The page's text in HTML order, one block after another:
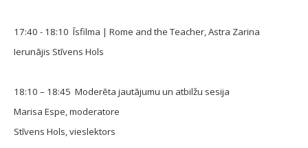
17:40 - 18:10 Īsfilma | Rome and the Teacher, Astra Zarina
Ierunājis Stīvens Hols
18:10 – 18:45 Moderēta jautājumu un atbilžu sesija
Marisa Espe, moderatore
Stīvens Hols, vieslektors